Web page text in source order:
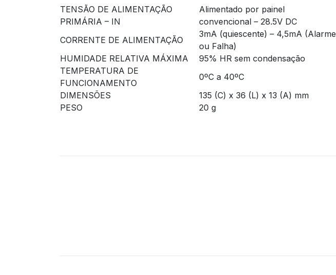
TENSÃO DE ALIMENTAÇÃO
PRIMÁRIA – IN
Alimentado por painel
convencional – 28.5V DC
CORRENTE DE ALIMENTAÇÃO
3mA (quiescente) – 4,5mA (Alarme
ou Falha)
HUMIDADE RELATIVA MÁXIMA
95% HR sem condensação
TEMPERATURA DE
FUNCIONAMENTO
0ºC a 40ºC
DIMENSÕES
135 (C) x 36 (L) x 13 (A) mm
PESO
20 g